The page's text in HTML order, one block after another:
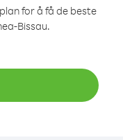
for å få de beste
Bissau.